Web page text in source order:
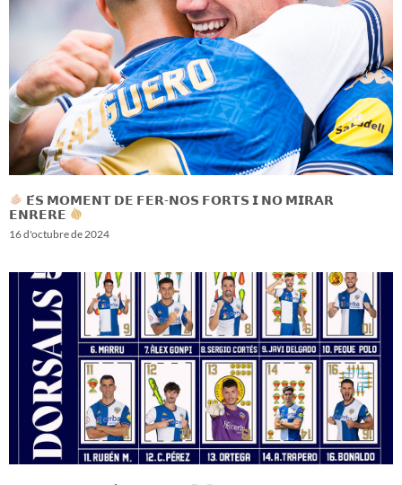
𝗘́𝗦 𝗠𝗢𝗠𝗘𝗡𝗧 𝗗𝗘 𝗙𝗘𝗥-𝗡𝗢𝗦 𝗙𝗢𝗥𝗧𝗦 𝗜 𝗡𝗢 𝗠𝗜𝗥𝗔𝗥
𝗘𝗡𝗥𝗘𝗥𝗘
16 d'octubre de 2024